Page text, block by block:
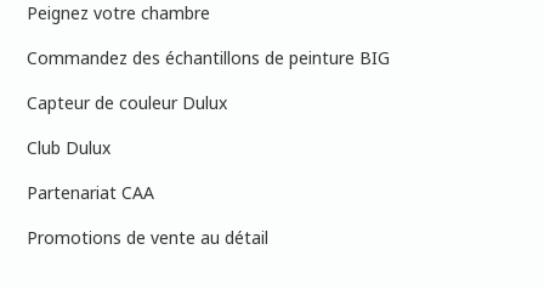
Peignez votre chambre
Commandez des échantillons de peinture BIG
Capteur de couleur Dulux
Club Dulux
Partenariat CAA
Promotions de vente au détail